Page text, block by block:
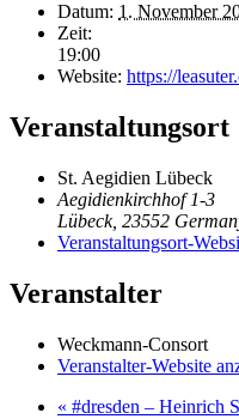
Datum: 1. November
Zeit:
19:00
Website: https://
Veranstaltungsort
St. Aegidien Lübeck
Aegidienkirchhof 1-3
Lübeck, 23552
Veranstaltungsort-
Veranstalter
Weckmann-Consort
Veranstalter-Website
« #dresden – Heinrich